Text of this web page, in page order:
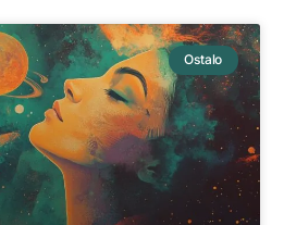
Ostalo